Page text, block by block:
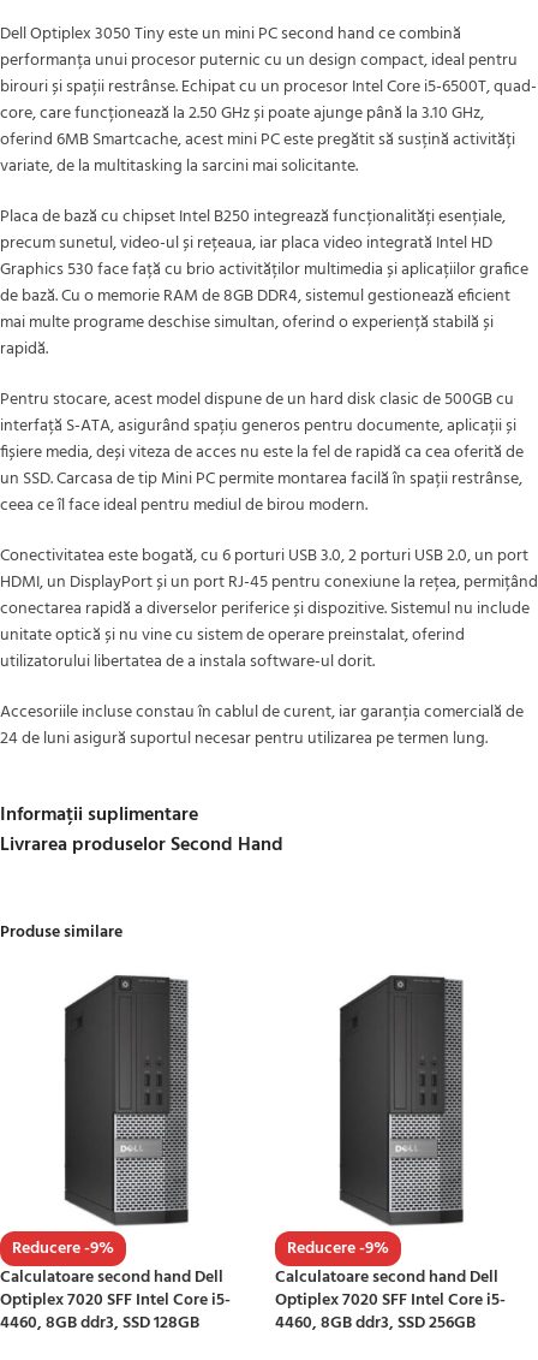
Dell Optiplex 3050 Tiny este un mini PC second hand ce combină
performanța unui procesor puternic cu un design compact, ideal pentru
birouri și spații restrânse. Echipat cu un procesor Intel Core i5-6500T, quad-
core, care funcționează la 2.50 GHz și poate ajunge până la 3.10 GHz,
oferind 6MB Smartcache, acest mini PC este pregătit să susțină activități
variate, de la multitasking la sarcini mai solicitante.
Placa de bază cu chipset Intel B250 integrează funcționalități esențiale,
precum sunetul, video-ul și rețeaua, iar placa video integrată Intel HD
Graphics 530 face față cu brio activităților multimedia și aplicațiilor grafice
de bază. Cu o memorie RAM de 8GB DDR4, sistemul gestionează eficient
mai multe programe deschise simultan, oferind o experiență stabilă și
rapidă.
Pentru stocare, acest model dispune de un hard disk clasic de 500GB cu
interfață S-ATA, asigurând spațiu generos pentru documente, aplicații și
fișiere media, deși viteza de acces nu este la fel de rapidă ca cea oferită de
un SSD. Carcasa de tip Mini PC permite montarea facilă în spații restrânse,
ceea ce îl face ideal pentru mediul de birou modern.
Conectivitatea este bogată, cu 6 porturi USB 3.0, 2 porturi USB 2.0, un port
HDMI, un DisplayPort și un port RJ-45 pentru conexiune la rețea, permițând
conectarea rapidă a diverselor periferice și dispozitive. Sistemul nu include
unitate optică și nu vine cu sistem de operare preinstalat, oferind
utilizatorului libertatea de a instala software-ul dorit.
Accesoriile incluse constau în cablul de curent, iar garanția comercială de
24 de luni asigură suportul necesar pentru utilizarea pe termen lung.
Informații suplimentare
Livrarea produselor Second Hand
Produse similare
Reducere -9%
Calculatoare second hand Dell
Optiplex 7020 SFF Intel Core i5-
4460, 8GB ddr3, SSD 128GB
Reducere -9%
Calculatoare second hand Dell
Optiplex 7020 SFF Intel Core i5-
4460, 8GB ddr3, SSD 256GB